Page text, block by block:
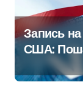
Запись
США: